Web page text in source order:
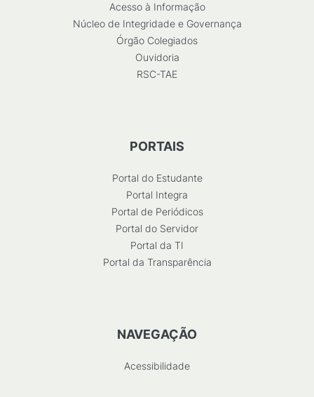
Acesso à Informação
Núcleo de Integridade e Governança
Órgão Colegiados
Ouvidoria
RSC-TAE
PORTAIS
Portal do Estudante
Portal Integra
Portal de Periódicos
Portal do Servidor
Portal da TI
Portal da Transparência
NAVEGAÇÃO
Acessibilidade